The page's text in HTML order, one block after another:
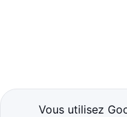
Vous utilisez